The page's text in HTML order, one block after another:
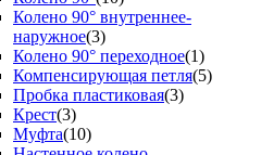
Колено 90° внутреннее-
наружное(3)
Колено 90° переходное(1)
Компенсирующая петля(5)
Пробка пластиковая(3)
Крест(3)
Муфта(10)